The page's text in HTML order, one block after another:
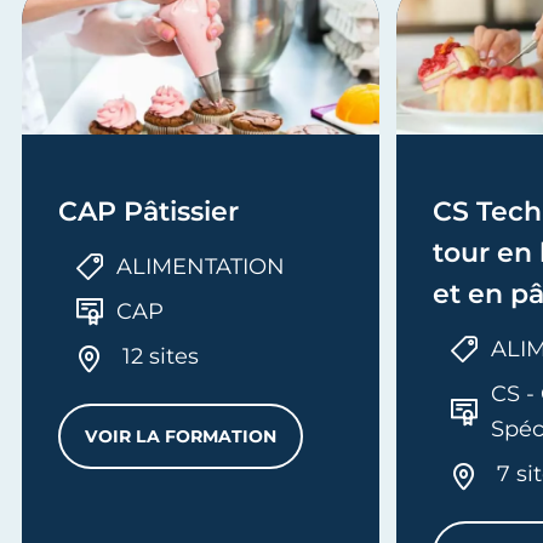
CAP Pâtissier
ALIMENTATION
CAP
12 sites
VOIR LA FORMATION
CAP PÂTISSIER
CS
tour en
et en
CS
7